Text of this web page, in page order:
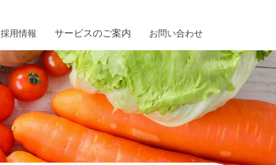
採用情報
サービスのご案内
舗 トレーサビリティ
お問い合わせ